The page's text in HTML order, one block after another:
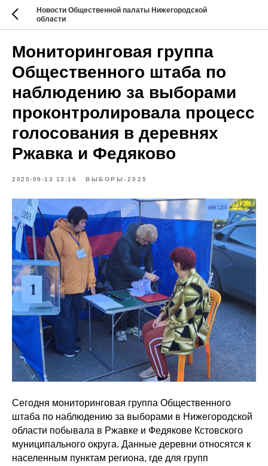
Новости Общественной палаты Нижегородской
области
Мониторинговая группа
Общественного штаба по
наблюдению за выборами
проконтролировала процесс
голосования в деревнях
Ржавка и Федяково
2025-09-13 13:16 ВЫБОРЫ-2025
Сегодня мониторинговая группа Общественного
штаба по наблюдению за выборами в Нижегородской
области побывала в Ржавке и Федякове Кстовского
муниципального округа. Данные деревни относятся к
населенным пунктам региона, где для групп